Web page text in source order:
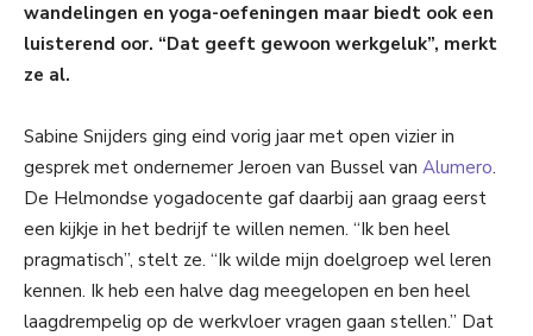
wandelingen en yoga-oefeningen maar biedt ook een
luisterend oor. “Dat geeft gewoon werkgeluk”, merkt
ze al.
Sabine Snijders ging eind vorig jaar met open vizier in
gesprek met ondernemer Jeroen van Bussel van Alumero.
De Helmondse yogadocente gaf daarbij aan graag eerst
een kijkje in het bedrijf te willen nemen. “Ik ben heel
pragmatisch”, stelt ze. “Ik wilde mijn doelgroep wel leren
kennen. Ik heb een halve dag meegelopen en ben heel
laagdrempelig op de werkvloer vragen gaan stellen.” Dat